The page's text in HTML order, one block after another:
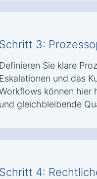
Schritt 3:
Definieren Sie klare
Eskalationen und das
können hier
und gleichbleibende
Schritt 4: